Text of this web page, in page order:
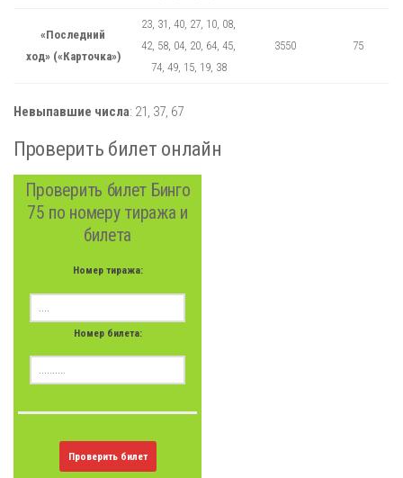
«Последний
ход» («Карточка»)
23, 31, 40, 27, 10, 08,
42, 58, 04, 20, 64, 45,
74, 49, 15, 19, 38
3550 75
Невыпавшие числа: 21, 37, 67
Проверить билет онлайн
Проверить билет Бинго
75 по номеру тиража и
билета
Номер тиража:
Номер билета:
Проверить билет